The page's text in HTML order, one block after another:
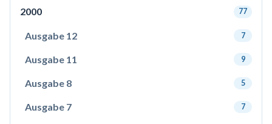
2000 77
Ausgabe 12 7
Ausgabe 11 9
Ausgabe 8 5
Ausgabe 7 7